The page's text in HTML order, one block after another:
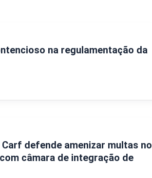
na regulamentação da
defende amenizar multas no
câmara de integração de